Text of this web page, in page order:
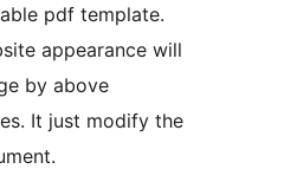
pdf template.
appearance will
by above
It just modify the